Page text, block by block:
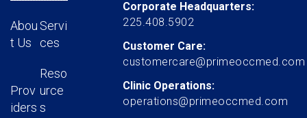
Abou
t Us
Servi
ces
Prov
iders
Reso
urce
s
Corporate Headquarters:
225.408.5902
Customer Care:
customercare@primeoccmed.com
Clinic Operations:
operations@primeoccmed.com